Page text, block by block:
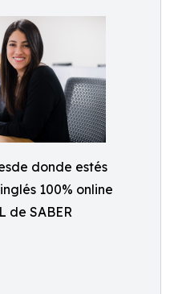
donde estés
100% online
de SABER